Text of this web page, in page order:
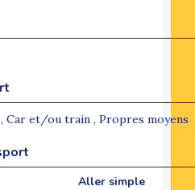
Car et/ou train , Propres moyens
Aller simple